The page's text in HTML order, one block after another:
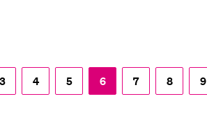
3 4 5 6 7 8 9